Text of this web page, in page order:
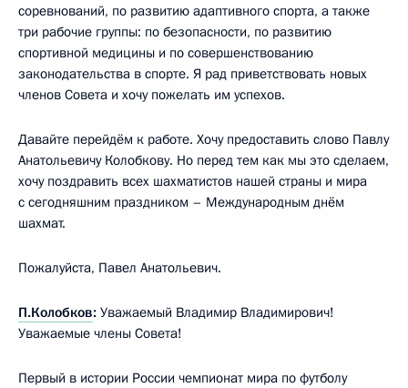
соревнований, по развитию адаптивного спорта, а также
три рабочие группы: по безопасности, по развитию
спортивной медицины и по совершенствованию
законодательства в спорте. Я рад приветствовать новых
членов Совета и хочу пожелать им успехов.
Давайте перейдём к работе. Хочу предоставить слово Павлу
Анатольевичу Колобкову. Но перед тем как мы это сделаем,
хочу поздравить всех шахматистов нашей страны и мира
с сегодняшним праздником – Международным днём
шахмат.
Пожалуйста, Павел Анатольевич.
П.Колобков: Уважаемый Владимир Владимирович!
Уважаемые члены Совета!
Первый в истории России чемпионат мира по футболу